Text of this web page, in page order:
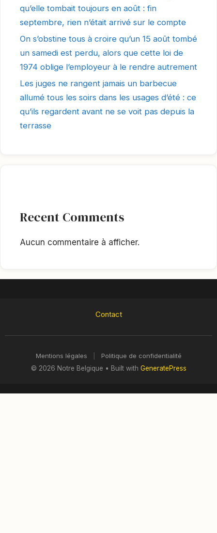
qu’elle tombait toujours en août : fin
septembre, rien n’était arrivé sur le compte
On s’obstine tous à croire qu’un 15 août tombé
un samedi est perdu, alors que cette loi de
1974 oblige l’employeur à le rendre autrement
Les juges ne rangent jamais un barbecue
allumé tous les soirs dans les usages d’été : ce
qu’ils regardent avant ne se voit pas depuis la
terrasse
Recent Comments
Aucun commentaire à afficher.
Contact
Mentions légales
Politique de confidentialité
© 2026 Notre Belgique • Built with GeneratePress